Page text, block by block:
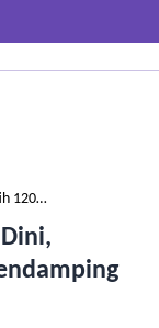
120…